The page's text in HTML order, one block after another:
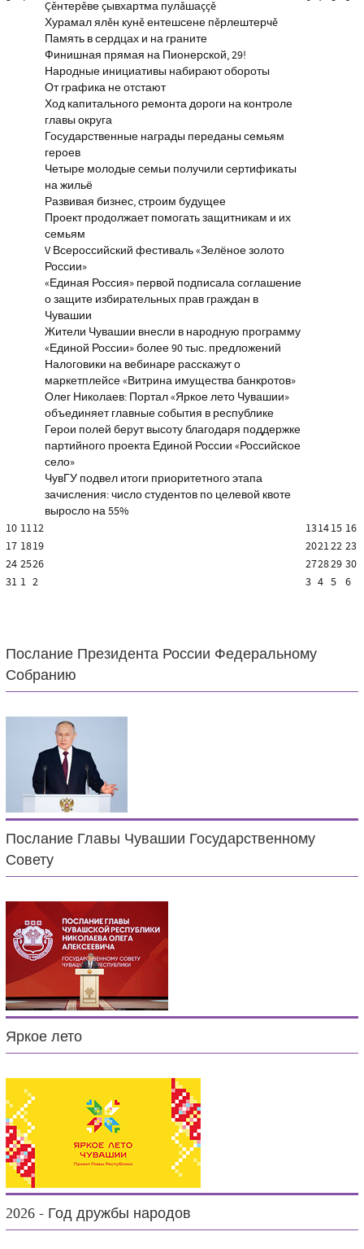
Çĕнтерĕве çывхартма пулăшаççĕ
Хурамал ялĕн кунĕ ентешсене пĕрлештерчĕ
Память в сердцах и на граните
Финишная прямая на Пионерской, 29!
Народные инициативы набирают обороты
От графика не отстают
Ход капитального ремонта дороги на контроле
главы округа
Государственные награды переданы семьям
героев
Четыре молодые семьи получили сертификаты
на жильё
Развивая бизнес, строим будущее
Проект продолжает помогать защитникам и их
семьям
V Всероссийский фестиваль «Зелёное золото
России»
«Единая Россия» первой подписала соглашение
о защите избирательных прав граждан в
Чувашии
Жители Чувашии внесли в народную программу
«Единой России» более 90 тыс. предложений
Налоговики на вебинаре расскажут о
маркетплейсе «Витрина имущества банкротов»
Олег Николаев: Портал «Яркое лето Чувашии»
объединяет главные события в республике
Герои полей берут высоту благодаря поддержке
партийного проекта Единой России «Российское
село»
ЧувГУ подвел итоги приоритетного этапа
зачисления: число студентов по целевой квоте
выросло на 55%
10 1112 131415 16
17 1819 202122 23
24 2526 272829 30
31 1 2 3 4 5 6
Послание Президента России Федеральному
Собранию
Послание Главы Чувашии Государственному
Совету
Яркое лето
2026 - Год дружбы народов